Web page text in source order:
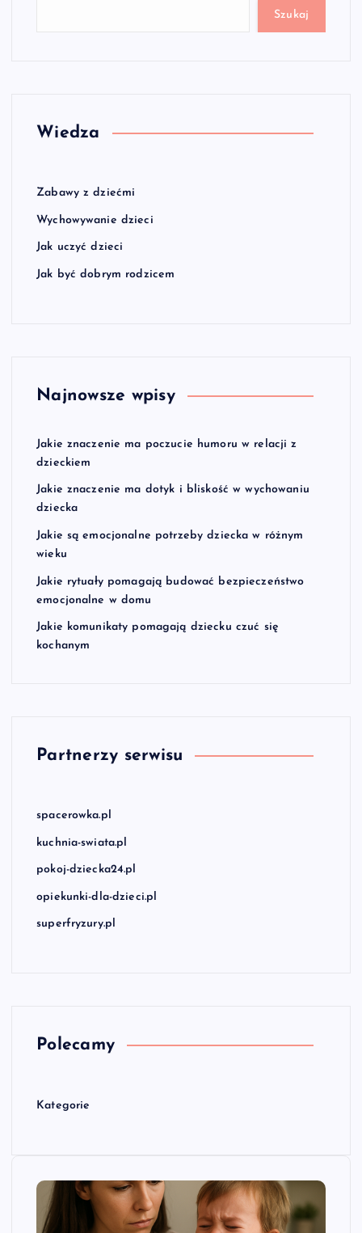
Szukaj
Wiedza
Zabawy z dziećmi
Wychowywanie dzieci
Jak uczyć dzieci
Jak być dobrym rodzicem
Najnowsze wpisy
Jakie znaczenie ma poczucie humoru w relacji z
dzieckiem
Jakie znaczenie ma dotyk i bliskość w wychowaniu
dziecka
Jakie są emocjonalne potrzeby dziecka w różnym
wieku
Jakie rytuały pomagają budować bezpieczeństwo
emocjonalne w domu
Jakie komunikaty pomagają dziecku czuć się
kochanym
Partnerzy serwisu
spacerowka.pl
kuchnia-swiata.pl
pokoj-dziecka24.pl
opiekunki-dla-dzieci.pl
superfryzury.pl
Polecamy
Kategorie